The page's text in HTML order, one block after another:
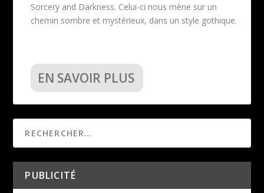
Sorcery and Darkness. Celui-ci nous mène sur un
chemin sombre et mystérieux, dans un style gothique.
EN SAVOIR PLUS
PUBLICITÉ